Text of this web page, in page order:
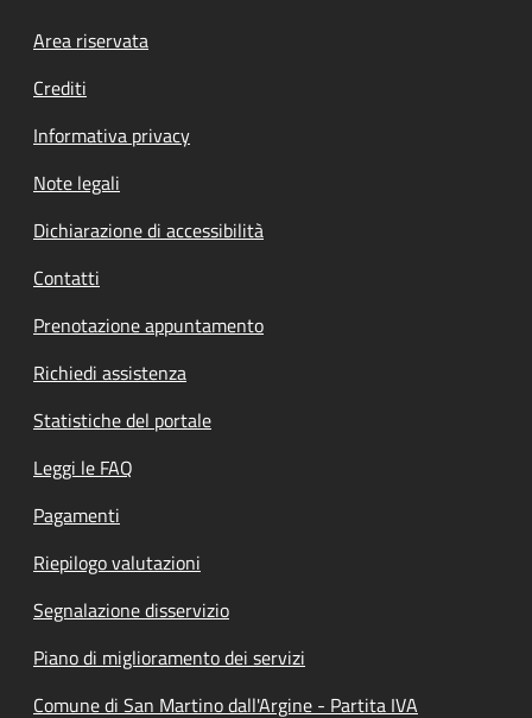
Footer menu
Area riservata
Crediti
Informativa privacy
Note legali
Dichiarazione di accessibilità
Contatti
Prenotazione appuntamento
Richiedi assistenza
Statistiche del portale
Leggi le FAQ
Pagamenti
Riepilogo valutazioni
Segnalazione disservizio
Piano di miglioramento dei servizi
Comune di San Martino dall'Argine - Partita IVA